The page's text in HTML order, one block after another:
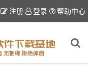
注册 登录 帮助中心